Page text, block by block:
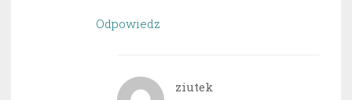
Odpowiedz
ziutek